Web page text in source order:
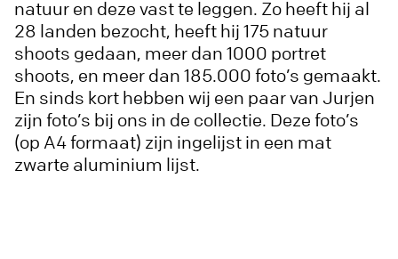
natuur en deze vast te leggen. Zo heeft hij al
28 landen bezocht, heeft hij 175 natuur
shoots gedaan, meer dan 1000 portret
shoots, en meer dan 185.000 foto’s gemaakt.
En sinds kort hebben wij een paar van Jurjen
zijn foto’s bij ons in de collectie. Deze foto’s
(op A4 formaat) zijn ingelijst in een mat
zwarte aluminium lijst.